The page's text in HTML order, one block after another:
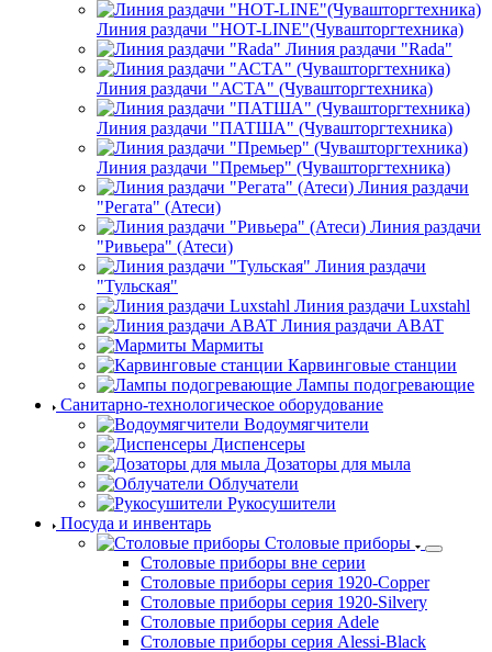
Линия раздачи "HOT-LINE"(Чувашторгтехника)
Линия раздачи "Rada"
Линия раздачи "АСТА" (Чувашторгтехника)
Линия раздачи "ПАТША" (Чувашторгтехника)
Линия раздачи "Премьер" (Чувашторгтехника)
Линия раздачи
"Регата" (Атеси)
Линия раздачи
"Ривьера" (Атеси)
Линия раздачи
"Тульская"
Линия раздачи Luxstahl
Линия раздачи ABAT
Мармиты
Карвинговые станции
Лампы подогревающие
Санитарно-технологическое оборудование
Водоумягчители
Диспенсеры
Дозаторы для мыла
Облучатели
Рукосушители
Посуда и инвентарь
Столовые приборы
Столовые приборы вне серии
Столовые приборы серия 1920-Copper
Столовые приборы серия 1920-Silvery
Столовые приборы серия Adele
Столовые приборы серия Alessi-Black